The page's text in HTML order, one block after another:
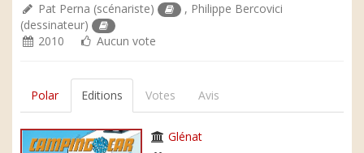
Pat Perna (scénariste) , Philippe Bercovici
(dessinateur)
2010
Aucun vote
Polar Editions Votes Avis
Glénat